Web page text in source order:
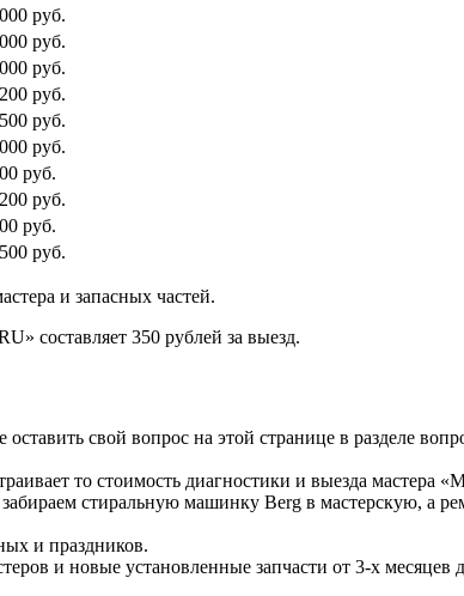
руб.
руб.
руб.
руб.
руб.
руб.
руб.
руб.
руб.
руб.
и запасных частей.
составляет 350 рублей за выезд.
свой вопрос на этой странице в разделе
то стоимость диагностики и выезда
стиральную машинку Berg в мастерскую, а
и праздников.
и новые установленные запчасти от 3-х месяцев